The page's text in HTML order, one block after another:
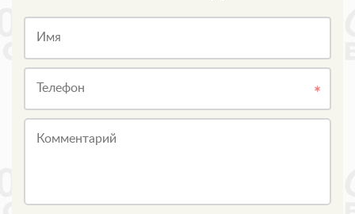
Имя
Телефон
Комментарий